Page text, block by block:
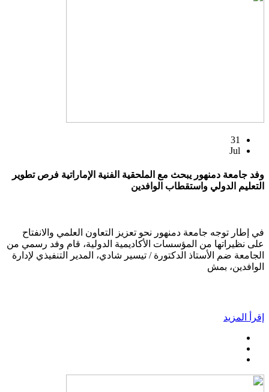
31
Jul
وفد جامعة دمنهور يبحث مع الملحقية الفنية الإماراتية فرص تطوير
التعليم الدولي واستقطاب الوافدين
في إطار توجه جامعة دمنهور نحو تعزيز التعاون العلمي والانفتاح
على نظيراتها من المؤسسات الأكاديمية الدولية، قام وفد رسمي من
الجامعة ضم الأستاذ الدكتورة / تيسير شادي، المدير التنفيذي لإدارة
الوافدين، بمش
إقرأ المزيد